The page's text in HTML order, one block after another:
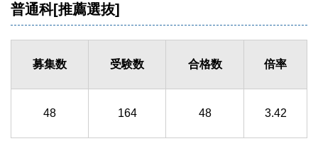
普通科[推薦選抜]
募集数 受験数 合格数 倍率
48 164 48 3.42